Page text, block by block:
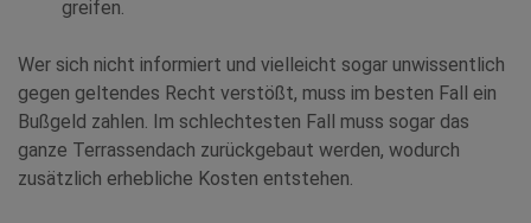
greifen.
Wer sich nicht informiert und vielleicht sogar unwissentlich
gegen geltendes Recht verstößt, muss im besten Fall ein
Bußgeld zahlen. Im schlechtesten Fall muss sogar das
ganze Terrassendach zurückgebaut werden, wodurch
zusätzlich erhebliche Kosten entstehen.